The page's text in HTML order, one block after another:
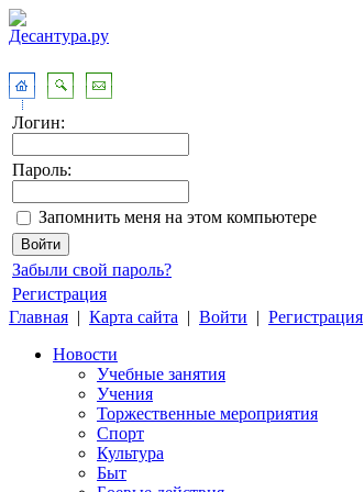
Логин:
Пароль:
Запомнить меня на этом компьютере
Забыли свой пароль?
Регистрация
Главная | Карта сайта | Войти | Регистрация
Новости
Учебные занятия
Учения
Торжественные мероприятия
Спорт
Культура
Быт